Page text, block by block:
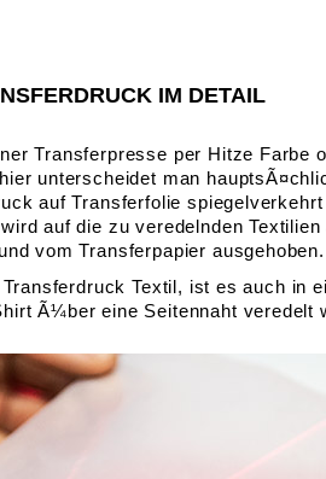
IM DETAIL
Transferpresse per Hitze
unterscheidet man
auf Transferfolie
auf die zu veredelnden
vom Transferpapier ausgehoben.
Textil, ist es auch
Ã¼ber eine Seitennaht veredelt